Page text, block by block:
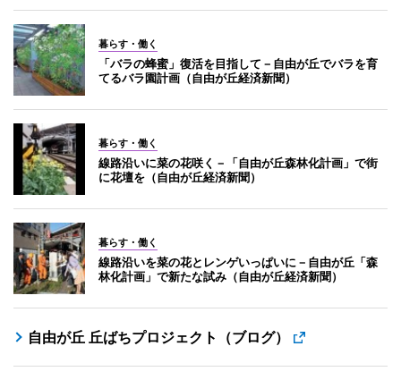
暮らす・働く
「バラの蜂蜜」復活を目指して－自由が丘でバラを育
てるバラ園計画（自由が丘経済新聞）
暮らす・働く
線路沿いに菜の花咲く－「自由が丘森林化計画」で街
に花壇を（自由が丘経済新聞）
暮らす・働く
線路沿いを菜の花とレンゲいっぱいに－自由が丘「森
林化計画」で新たな試み（自由が丘経済新聞）
自由が丘 丘ばちプロジェクト（ブログ）